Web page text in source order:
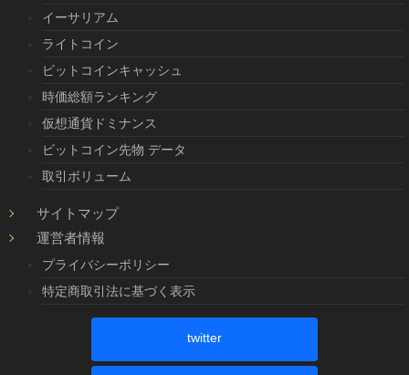
イーサリアム
ライトコイン
ビットコインキャッシュ
時価総額ランキング
仮想通貨ドミナンス
ビットコイン先物 データ
取引ボリューム
サイトマップ
運営者情報
プライバシーポリシー
特定商取引法に基づく表示
twitter